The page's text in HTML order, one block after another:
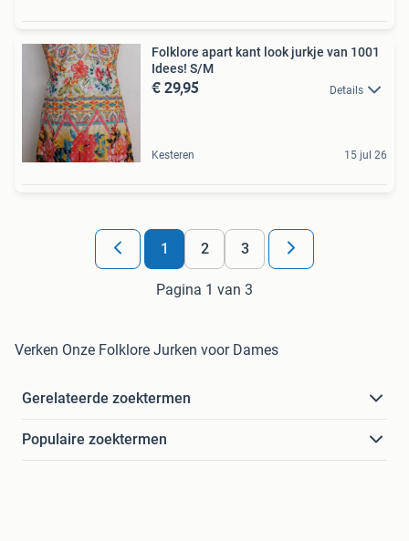
Folklore apart kant look jurkje van 1001
Idees! S/M
€ 29,95 Details
Kesteren 15 jul 26
1 2 3
Pagina 1 van 3
Verken Onze Folklore Jurken voor Dames
Gerelateerde zoektermen
Populaire zoektermen